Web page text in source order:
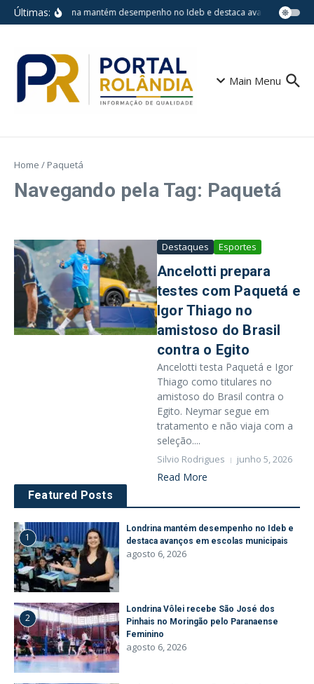
Ir para o conteúdo
Últimas:Londrina mantém desempenho no Ideb e destaca avanços em
Main Menu
Home / Paquetá
Navegando pela Tag: Paquetá
Destaques Esportes
Ancelotti prepara
testes com Paquetá e
Igor Thiago no
amistoso do Brasil
contra o Egito
Ancelotti testa Paquetá e Igor
Thiago como titulares no
amistoso do Brasil contra o
Egito. Neymar segue em
tratamento e não viaja com a
seleção....
Silvio Rodrigues junho 5, 2026
Read More
Featured Posts
1
Londrina mantém desempenho no Ideb e
destaca avanços em escolas municipais
agosto 6, 2026
2
Londrina Vôlei recebe São José dos
Pinhais no Moringão pelo Paranaense
Feminino
agosto 6, 2026